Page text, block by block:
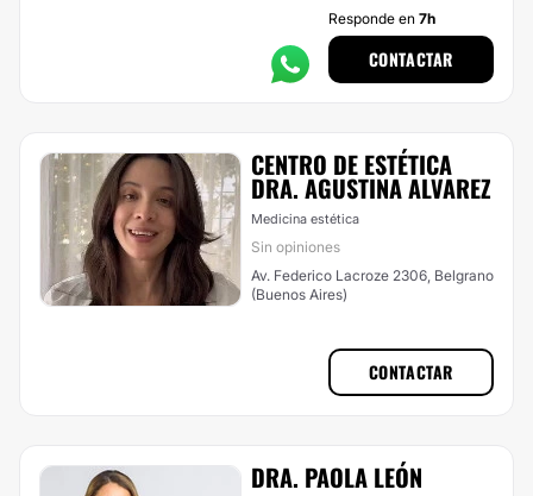
Responde en 7h
CONTACTAR
CENTRO DE ESTÉTICA
DRA. AGUSTINA ALVAREZ
Medicina estética
Sin opiniones
Av. Federico Lacroze 2306, Belgrano
(Buenos Aires)
CONTACTAR
DRA. PAOLA LEÓN